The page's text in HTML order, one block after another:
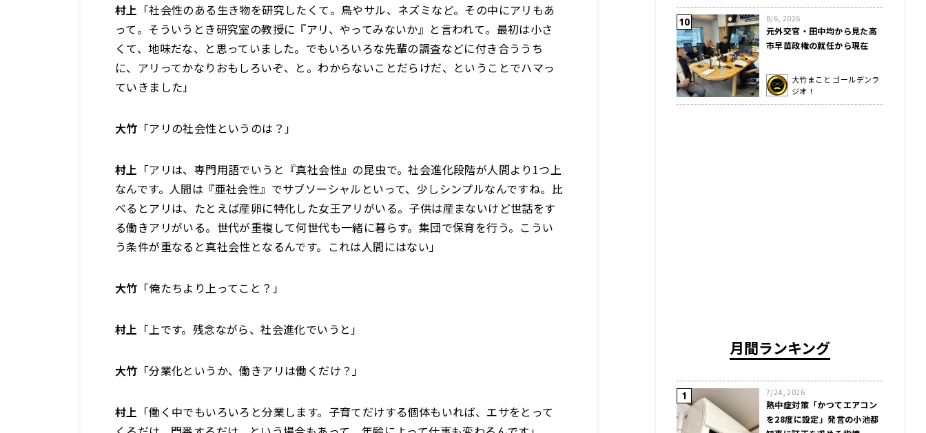
村上 「社会性のある生き物を研究したくて。鳥やサル、ネズミなど。その中にアリもあ
って。そういうとき研究室の教授に『アリ、やってみないか』と言われて。最初は小さ
くて、地味だな、と思っていました。でもいろいろな先輩の調査などに付き合ううち
に、アリってかなりおもしろいぞ、と。わからないことだらけだ、ということでハマっ
ていきました」
大竹 「アリの社会性というのは？」
村上 「アリは、専門用語でいうと『真社会性』の昆虫で。社会進化段階が人間より1つ上
なんです。人間は『亜社会性』でサブソーシャルといって、少しシンプルなんですね。比
べるとアリは、たとえば産卵に特化した女王アリがいる。子供は産まないけど世話をす
る働きアリがいる。世代が重複して何世代も一緒に暮らす。集団で保育を行う。こうい
う条件が重なると真社会性となるんです。これは人間にはない」
大竹 「俺たちより上ってこと？」
村上 「上です。残念ながら、社会進化でいうと」
大竹 「分業化というか、働きアリは働くだけ？」
村上 「働く中でもいろいろと分業します。子育てだけする個体もいれば、エサをとって
8/6, 2026
元外交官・田中均から見た高
市早苗政権の就任から現在
大竹まこと ゴールデンラ
ジオ！
月間ランキング
7/24, 2026
熱中症対策「かつてエアコン
を28度に設定」発言の小池都